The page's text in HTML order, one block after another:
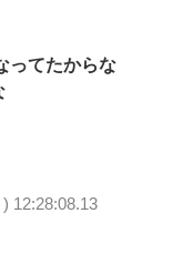
ってたからな
12:28:08.13